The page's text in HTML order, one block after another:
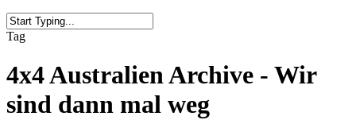
Tag
4x4 Australien Archive - Wir
sind dann mal weg